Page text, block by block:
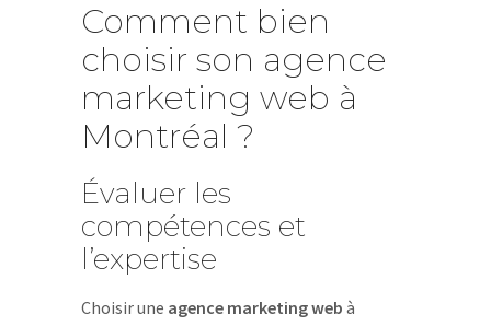
Comment bien
choisir son agence
marketing web à
Montréal ?
Évaluer les
compétences et
l’expertise
Choisir une agence marketing web à